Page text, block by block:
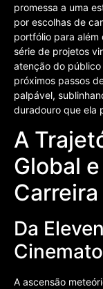
promessa a uma
por escolhas de
portfólio para além
série de projetos
atenção do
próximos passos
palpável,
duradouro que ela
A
Global
Carreira
Da
A ascensão